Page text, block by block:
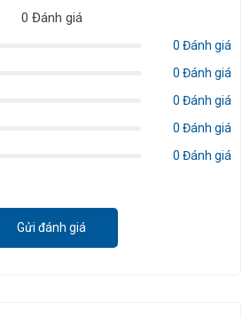
0 Đánh giá
0 Đánh giá
0 Đánh giá
0 Đánh giá
0 Đánh giá
0 Đánh giá
Gửi đánh giá